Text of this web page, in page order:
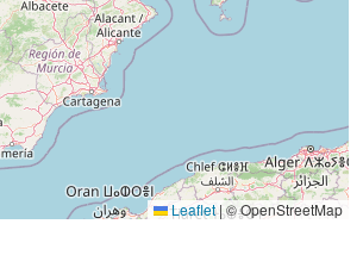
Leaflet |© OpenStreetMap